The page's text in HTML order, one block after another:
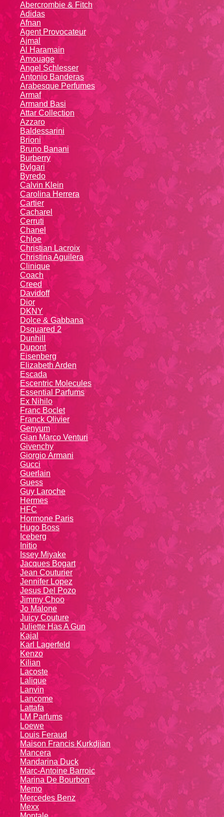
Abercrombie & Fitch
Adidas
Afnan
Agent Provocateur
Ajmal
Al Haramain
Amouage
Angel Schlesser
Antonio Banderas
Arabesque Perfumes
Armaf
Armand Basi
Attar Collection
Azzaro
Baldessarini
Brioni
Bruno Banani
Burberry
Bvlgari
Byredo
Calvin Klein
Carolina Herrera
Cartier
Caсhаrеl
Cerruti
Chanel
Chloe
Christian Lacroix
Christina Aguilera
Cliniquе
Coach
Creed
Davidoff
Dior
DKNY
Dolce & Gabbana
Dsquared 2
Dunhill
Dupont
Eisenberg
Elizabeth Arden
Escada
Escentric Molecules
Essential Parfums
Ex Nihilo
Franc Boclet
Franck Olivier
Genyum
Gian Marco Venturi
Givenchy
Giоrgio Аrmаni
Gucci
Guerlain
Guess
Guy Laroche
Hermes
HFC
Hormone Paris
Hugo Boss
Iceberg
Initio
Issey Miyake
Jacques Bogart
Jean Couturier
Jennifer Lopez
Jesus Del Pozo
Jimmy Choo
Jo Malone
Juicy Couture
Juliette Has A Gun
Kajal
Karl Lagerfeld
Kenzo
Kiliаn
Lacoste
Lalique
Lanvin
Lanсоmе
Lattafa
LM Parfums
Loewe
Louis Feraud
Maison Francis Kurkdjian
Mancera
Mandarina Duck
Marc-Antoine Barroic
Marina De Bourbon
Memo
Mercedes Benz
Mexx